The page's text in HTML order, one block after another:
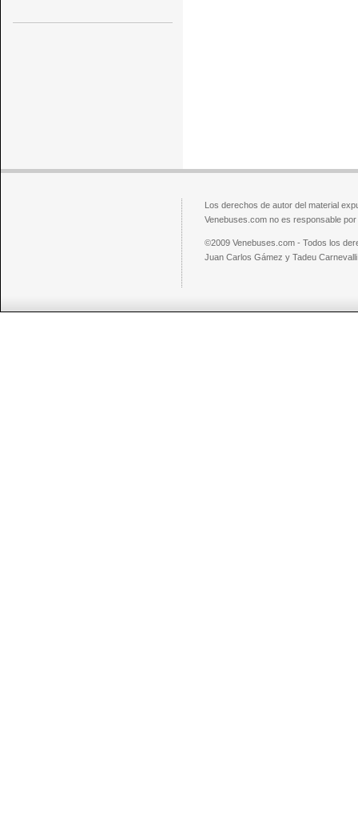
Los derechos de autor del material
Venebuses.com no es responsable
©2009 Venebuses.com - Todos los
Juan Carlos Gámez y Tadeu Carnevalli